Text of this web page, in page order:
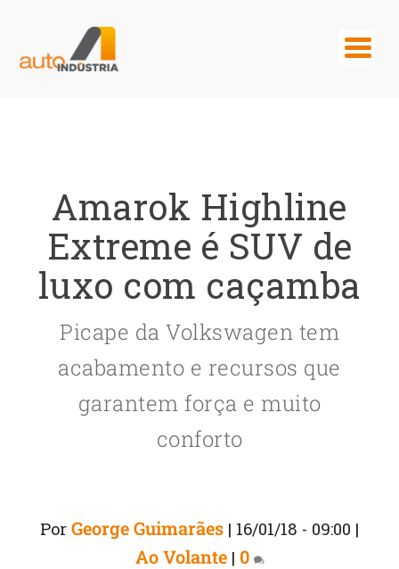
Amarok Highline
Extreme é SUV de
luxo com caçamba
Picape da Volkswagen tem
acabamento e recursos que
garantem força e muito
conforto
Por George Guimarães | 16/01/18 - 09:00 |
Ao Volante| 0